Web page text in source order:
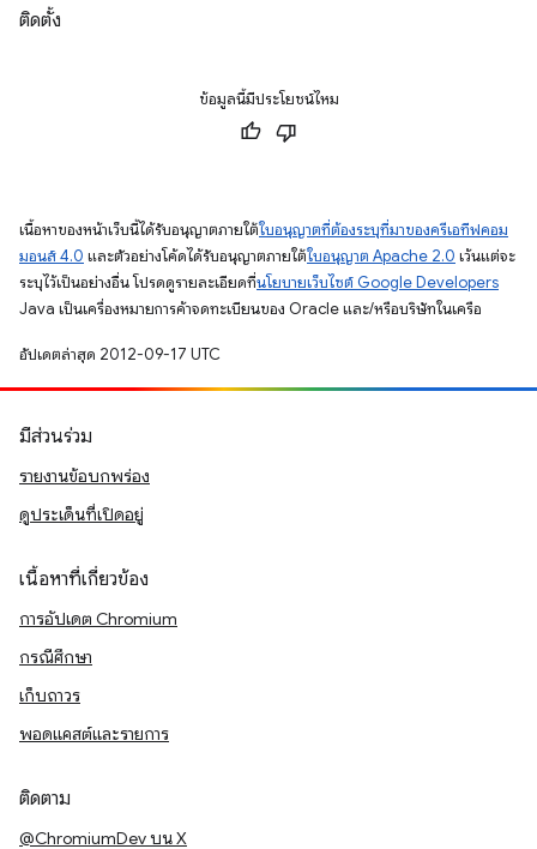
ติดตั้ง
ข้อมูลนี้มีประโยชน์ไหม
เนื้อหาของหน้าเว็บนี้ได้รับอนุญาตภายใต้ใบอนุญาตที่ต้องระบุที่มาของครีเอทีฟคอม
มอนส์ 4.0 และตัวอย่างโค้ดได้รับอนุญาตภายใต้ใบอนุญาต Apache 2.0 เว้นแต่จะ
ระบุไว้เป็นอย่างอื่น โปรดดูรายละเอียดที่นโยบายเว็บไซต์ Google Developers
Java เป็นเครื่องหมายการค้าจดทะเบียนของ Oracle และ/หรือบริษัทในเครือ
อัปเดตล่าสุด 2012-09-17 UTC
มีส่วนร่วม
รายงานข้อบกพร่อง
ดูประเด็นที่เปิดอยู่
เนื้อหาที่เกี่ยวข้อง
การอัปเดต Chromium
กรณีศึกษา
เก็บถาวร
พอดแคสต์และรายการ
ติดตาม
@ChromiumDev บน X